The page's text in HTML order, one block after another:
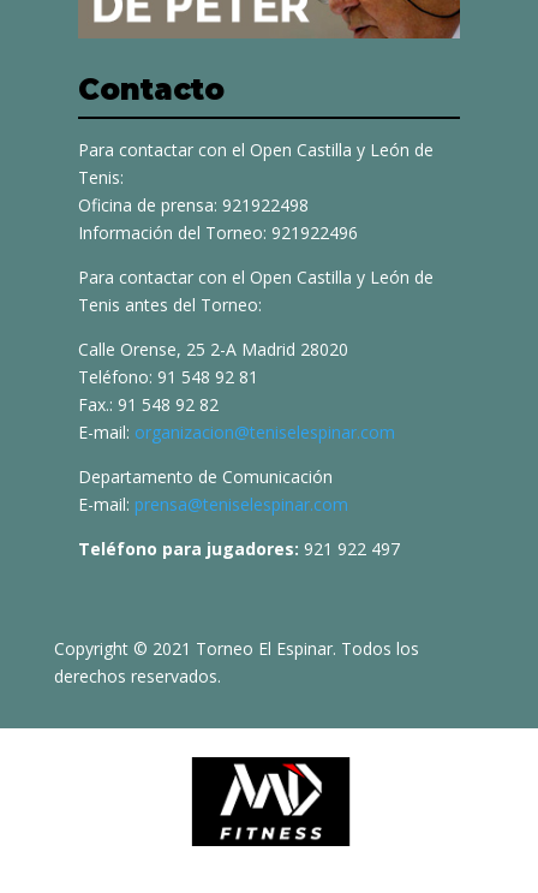
Contacto
Para contactar con el Open Castilla y León de
Tenis:
Oficina de prensa: 921922498
Información del Torneo: 921922496
Para contactar con el Open Castilla y León de
Tenis antes del Torneo:
Calle Orense, 25 2-A Madrid 28020
Teléfono: 91 548 92 81
Fax.: 91 548 92 82
E-mail: organizacion@teniselespinar.com
Departamento de Comunicación
E-mail: prensa@teniselespinar.com
Teléfono para jugadores: 921 922 497
Copyright © 2021 Torneo El Espinar. Todos los
derechos reservados.